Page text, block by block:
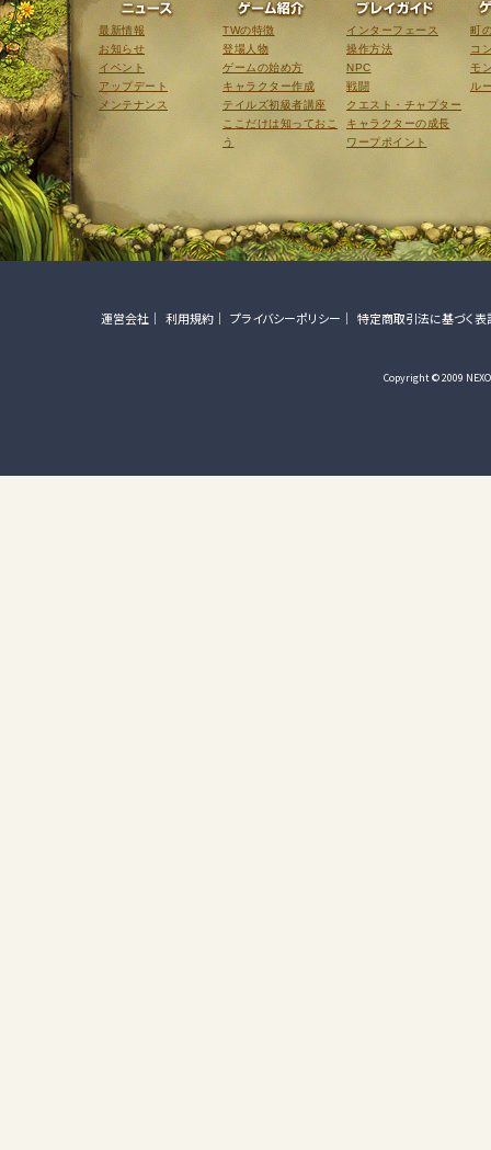
ニュース
最新情報
お知らせ
イベント
アップデート
メンテナンス
ゲーム紹介
TWの特徴
登場人物
ゲームの始め方
キャラクター作成
テイルズ初級者講座
ここだけは知っておこ
う
インターフェース
操作方法
NPC
戦闘
クエスト・チャプター
キャラクターの成長
ワープポイント
町
コ
モ
ル
運営会社 利用規約 プライバシーポリシー 特定商取引法に基づく表
Copyright © 2009